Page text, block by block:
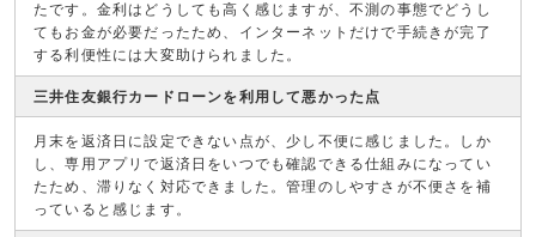
たです。金利はどうしても高く感じますが、不測の事態でどうし
てもお金が必要だったため、インターネットだけで手続きが完了
する利便性には大変助けられました。
三井住友銀行カードローンを利用して悪かった点
月末を返済日に設定できない点が、少し不便に感じました。しか
し、専用アプリで返済日をいつでも確認できる仕組みになってい
たため、滞りなく対応できました。管理のしやすさが不便さを補
っていると感じます。